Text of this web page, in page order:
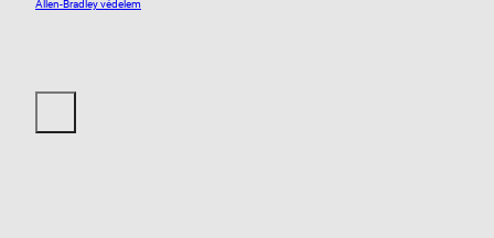
Allen-Bradley védelem